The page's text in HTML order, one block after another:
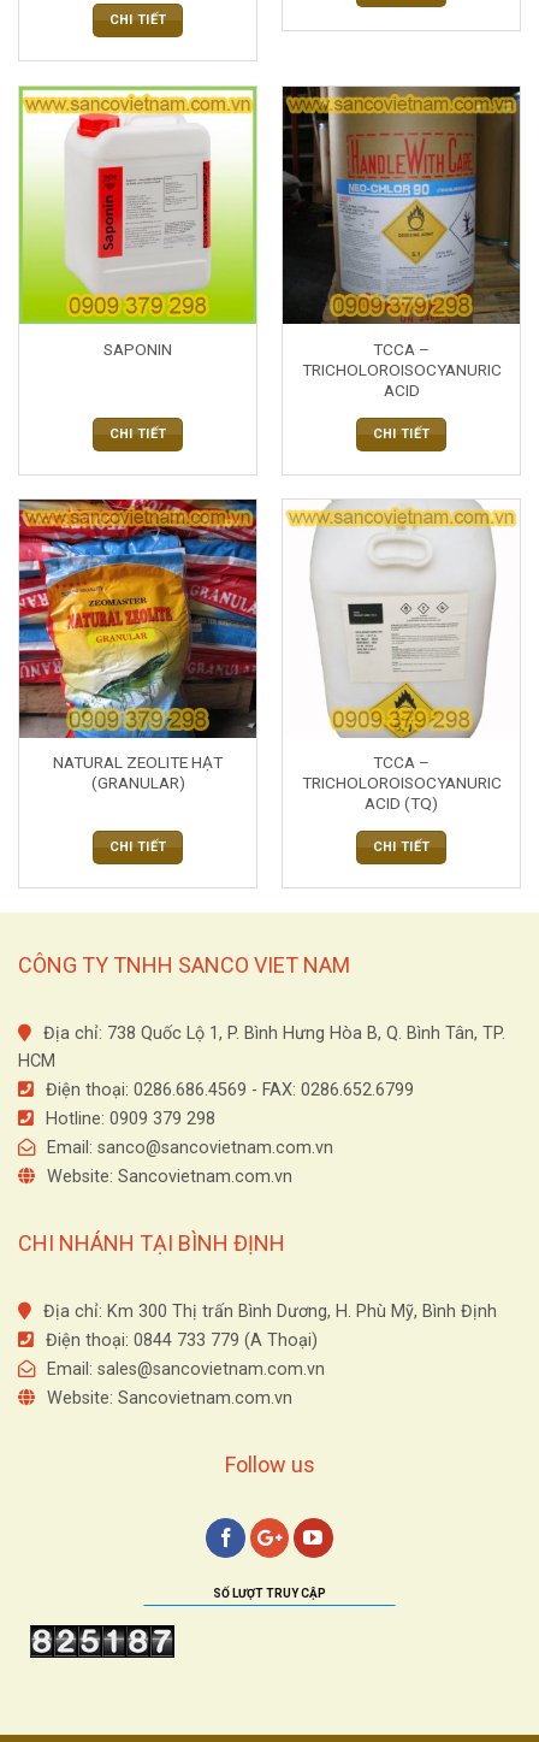
CHI TIẾT
SAPONIN
CHI TIẾT
TCCA –
TRICHOLOROISOCYANURIC
ACID
CHI TIẾT
NATURAL ZEOLITE HẠT
(GRANULAR)
CHI TIẾT
TCCA –
TRICHOLOROISOCYANURIC
ACID (TQ)
CHI TIẾT
CÔNG TY TNHH SANCO VIET NAM
Địa chỉ: 738 Quốc Lộ 1, P. Bình Hưng Hòa B, Q. Bình Tân, TP.
HCM
Điện thoại: 0286.686.4569 - FAX: 0286.652.6799
Hotline: 0909 379 298
Email: sanco@sancovietnam.com.vn
Website: Sancovietnam.com.vn
CHI NHÁNH TẠI BÌNH ĐỊNH
Địa chỉ: Km 300 Thị trấn Bình Dương, H. Phù Mỹ, Bình Định
Điện thoại: 0844 733 779 (A Thoại)
Email: sales@sancovietnam.com.vn
Website: Sancovietnam.com.vn
Follow us
SỐ LƯỢT TRUY CẬP